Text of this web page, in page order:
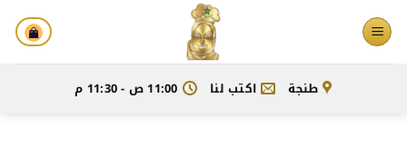
تخطي
للمحتوى
طنجة اكتب لنا 11:00 ص - 11:30 م